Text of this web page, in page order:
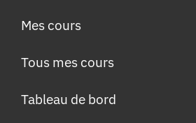
Mes cours
Tous mes cours
Tableau de bord